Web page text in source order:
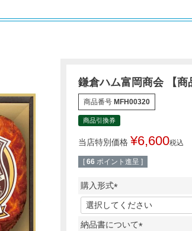
鎌倉ハム富岡商会 【商
商品番号 MFH00320
商品引換券
当店特別価格 ¥6,600税込
[ 66 ポイント進呈 ]
購入形式
(
必
須
納品書について